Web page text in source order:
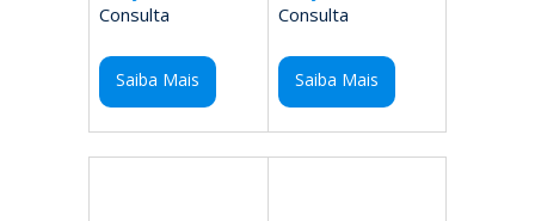
Consulta
Saiba Mais
Consulta
Saiba Mais